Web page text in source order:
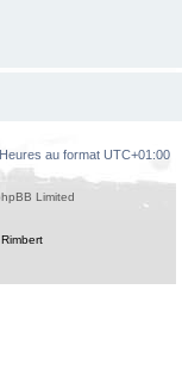
Heures au format UTC+01:00
Limited